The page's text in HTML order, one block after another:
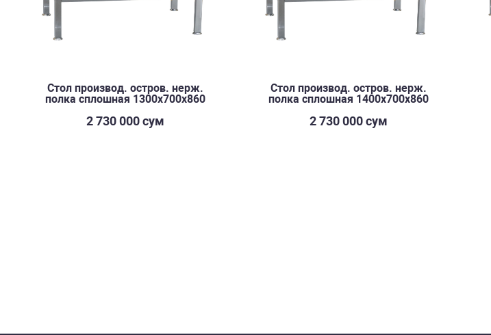
Стол производ. остров. нерж.
полка сплошная 1300х700х860
2 730 000 сум
Стол производ. остров. нерж.
полка сплошная 1400х700х860
2 730 000 сум